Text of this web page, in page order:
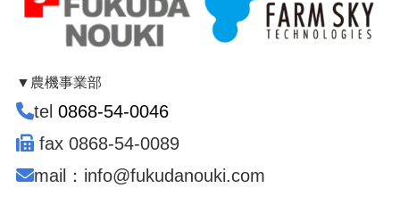
▼農機事業部
tel 0868-54-0046
fax 0868-54-0089
mail：info@fukudanouki.com